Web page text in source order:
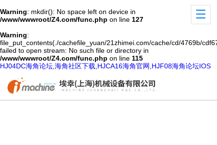
Warning: mkdir(): No space left on device in
/www/wwwroot/Z4.com/func.php on line 127
Warning:
file_put_contents(./cachefile_yuan/21zhimei.com/cache/cd/4769b/
failed to open stream: No such file or directory in
/www/wwwroot/Z4.com/func.php on line 115
HJ04DC海角论坛,海角社区下载,HJCA16海角官网,HJF08海角论坛IOS